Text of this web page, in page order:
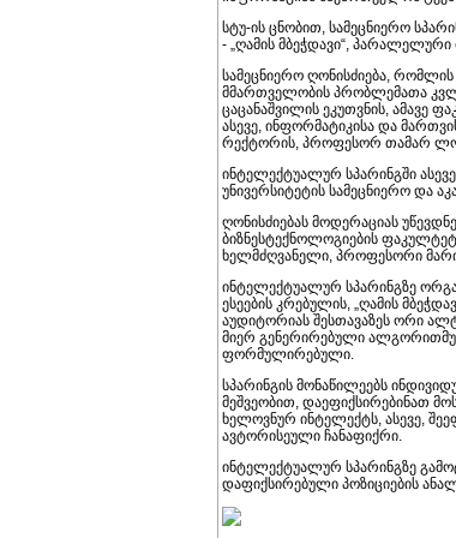
სტუ-ის ცნობით, სამეცნიერო
- „ღამის მბეჭდავი“,
სამეცნიერო ღონისძიება,
მმართველობის პრობლემათა
ცაცანაშვილის ეკუთვნის, ამავე
ასევე, ინფორმატიკისა და
რექტორის, პროფესორ თამარ
ინტელექტუალურ სპარინგში
უნივერსიტეტის სამეცნიერო და
ღონისძიებას მოდერაციას
ბიზნესტექნოლოგიების
ხელმძღვანელი, პროფესორი
ინტელექტუალურ სპარინგზე
ესეების კრებულის, „ღამის
აუდიტორიას შესთავაზეს ორი
მიერ გენერირებული
ფორმულირებული.
სპარინგის მონაწილეებს
მეშვეობით, დაეფიქსირებინათ
ხელოვნურ ინტელექტს, ასევე,
ავტორისეული ჩანაფიქრი.
ინტელექტუალურ სპარინგზე
დაფიქსირებული პოზიციების